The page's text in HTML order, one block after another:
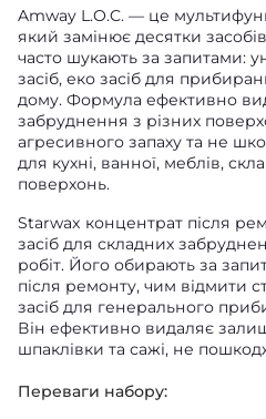
Amway L.O.C. — це
який замінює десятки
часто шукають за запитами:
засіб, еко засіб для
дому. Формула ефективно
забруднення з різних
агресивного запаху та не
для кухні, ванної, меблів,
поверхонь.
Starwax концентрат після
засіб для складних
робіт. Його обирають за
після ремонту, чим відмити
засіб для генерального
Він ефективно видаляє
шпаклівки та сажі, не
Переваги набору: